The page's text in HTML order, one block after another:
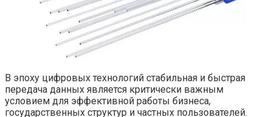
В эпоху цифровых технологий стабильная и быстрая
передача данных является критически важным
условием для эффективной работы бизнеса,
государственных структур и частных пользователей.